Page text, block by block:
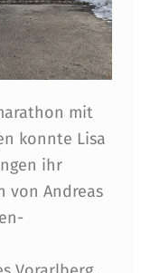
mit
konnte Lisa
ihr
von Andreas